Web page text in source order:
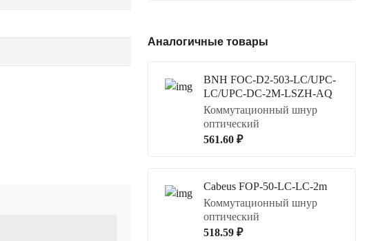
Аналогичные товары
BNH FOC-D2-503-LC/UPC-
LC/UPC-DC-2M-LSZH-AQ
Коммутационный шнур
оптический
561.60 ₽
Cabeus FOP-50-LC-LC-2m
Коммутационный шнур
оптический
518.59 ₽